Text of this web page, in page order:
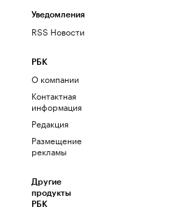
Уведомления
RSS Новости
РБК
О компании
Контактная
информация
Редакция
Размещение
рекламы
Другие
продукты
РБК